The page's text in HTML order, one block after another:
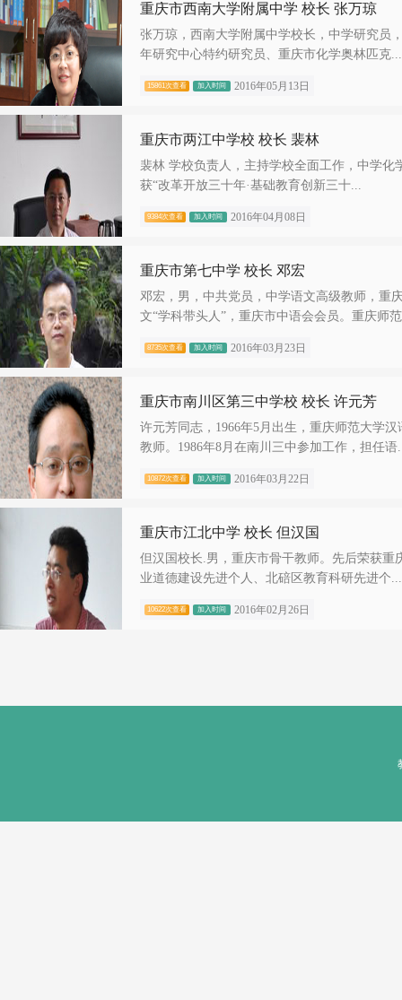
重庆市西南大学附属中学 校长 张万琼
张万琼，西南大学附属中学校长，中学研究员
年研究中心特约研究员、重庆市化学奥林匹克...
15861次查看 加入时间 2016年05月13日
重庆市两江中学校 校长 裴林
裴林 学校负责人，主持学校全面工作，中学
获“改革开放三十年·基础教育创新三十...
9384次查看 加入时间 2016年04月08日
重庆市第七中学 校长 邓宏
邓宏，男，中共党员，中学语文高级教师，重
文“学科带头人”，重庆市中语会会员。重庆师
8735次查看 加入时间 2016年03月23日
重庆市南川区第三中学校 校长 许元芳
许元芳同志，1966年5月出生，重庆师范大学
教师。1986年8月在南川三中参加工作，担任语
10872次查看 加入时间 2016年03月22日
重庆市江北中学 校长 但汉国
但汉国校长.男，重庆市骨干教师。先后荣获
业道德建设先进个人、北碚区教育科研先进个...
10622次查看 加入时间 2016年02月26日